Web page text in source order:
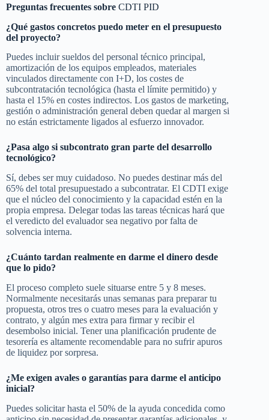
Preguntas frecuentes sobre CDTI PID
¿Qué gastos concretos puedo meter en el presupuesto
del proyecto?
Puedes incluir sueldos del personal técnico principal,
amortización de los equipos empleados, materiales
vinculados directamente con I+D, los costes de
subcontratación tecnológica (hasta el límite permitido) y
hasta el 15% en costes indirectos. Los gastos de marketing,
gestión o administración general deben quedar al margen si
no están estrictamente ligados al esfuerzo innovador.
¿Pasa algo si subcontrato gran parte del desarrollo
tecnológico?
Sí, debes ser muy cuidadoso. No puedes destinar más del
65% del total presupuestado a subcontratar. El CDTI exige
que el núcleo del conocimiento y la capacidad estén en la
propia empresa. Delegar todas las tareas técnicas hará que
el veredicto del evaluador sea negativo por falta de
solvencia interna.
¿Cuánto tardan realmente en darme el dinero desde
que lo pido?
El proceso completo suele situarse entre 5 y 8 meses.
Normalmente necesitarás unas semanas para preparar tu
propuesta, otros tres o cuatro meses para la evaluación y
contrato, y algún mes extra para firmar y recibir el
desembolso inicial. Tener una planificación prudente de
tesorería es altamente recomendable para no sufrir apuros
de liquidez por sorpresa.
¿Me exigen avales o garantías para darme el anticipo
inicial?
Puedes solicitar hasta el 50% de la ayuda concedida como